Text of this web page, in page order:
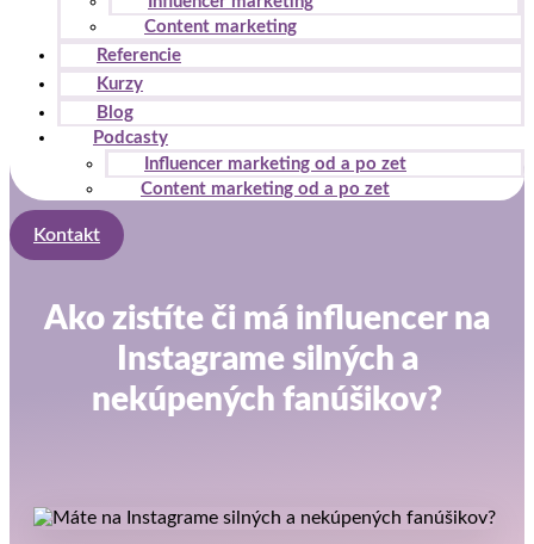
Content marketing
Referencie
Kurzy
Blog
Podcasty
Influencer marketing od a po zet
Content marketing od a po zet
Kontakt
Ako zistíte či má influencer na
Instagrame silných a
nekúpených fanúšikov?